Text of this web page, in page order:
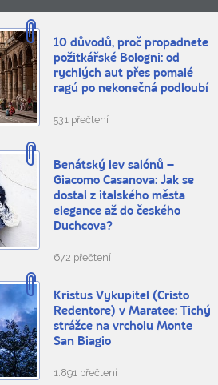
10 důvodů, proč propadnete
požitkářské Bologni: od
rychlých aut přes pomalé
ragú po nekonečná podloubí
531 přečtení
Benátský lev salónů –
Giacomo Casanova: Jak se
dostal z italského města
elegance až do českého
Duchcova?
672 přečtení
Kristus Vykupitel (Cristo
Redentore) v Maratee: Tichý
strážce na vrcholu Monte
San Biagio
1.891 přečtení